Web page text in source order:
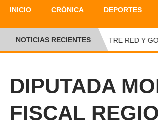
INICIO CRÓNICA DEPORTES
NOTICIAS RECIENTESENTRE RED Y
DIPUTADA
FISCAL